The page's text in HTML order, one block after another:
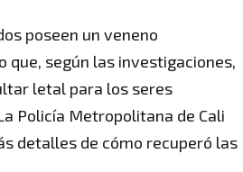
poseen un veneno
que, según las investigaciones,
letal para los seres
Policía Metropolitana de Cali
detalles de cómo recuperó las